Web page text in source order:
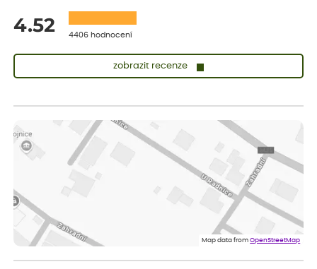
4.52 4406 hodnocení
zobrazit recenze
Měla jsem pouze 1objednavku a zatím jsem spokojená se
sazenicemi
Miroslava
Rostliny byly v pořádku, dobře zabalené, celková spokojenost.
Doporučuji :). Spokojenost, stromky v pěkném stavu. Jediné, co
my chybělo, bylo komunikování nedostupného zboží před
Map data fromOpenStreetMap